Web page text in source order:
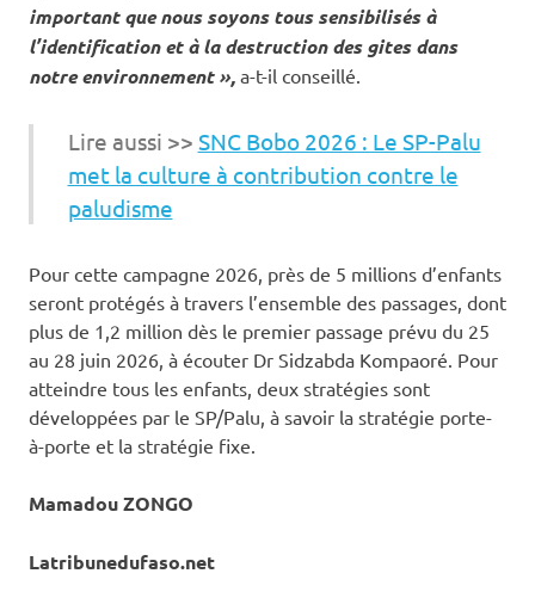
important que nous soyons tous sensibilisés à
l’identification et à la destruction des gites dans
notre environnement », a-t-il conseillé.
Lire aussi >> SNC Bobo 2026 : Le SP-Palu
met la culture à contribution contre le
paludisme
Pour cette campagne 2026, près de 5 millions d’enfants
seront protégés à travers l’ensemble des passages, dont
plus de 1,2 million dès le premier passage prévu du 25
au 28 juin 2026, à écouter Dr Sidzabda Kompaoré. Pour
atteindre tous les enfants, deux stratégies sont
développées par le SP/Palu, à savoir la stratégie porte-
à-porte et la stratégie fixe.
Mamadou ZONGO
Latribunedufaso.net